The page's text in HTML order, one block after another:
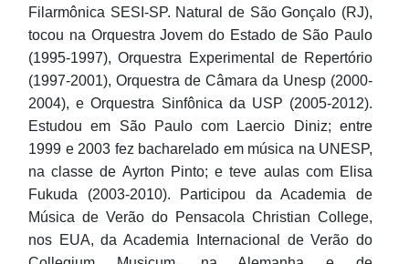
Filarmônica SESI-SP. Natural de São Gonçalo (RJ),
tocou na Orquestra Jovem do Estado de São Paulo
(1995-1997), Orquestra Experimental de Repertório
(1997-2001), Orquestra de Câmara da Unesp (2000-
2004), e Orquestra Sinfônica da USP (2005-2012).
Estudou em São Paulo com Laercio Diniz; entre
1999 e 2003 fez bacharelado em música na UNESP,
na classe de Ayrton Pinto; e teve aulas com Elisa
Fukuda (2003-2010). Participou da Academia de
Música de Verão do Pensacola Christian College,
nos EUA, da Academia Internacional de Verão do